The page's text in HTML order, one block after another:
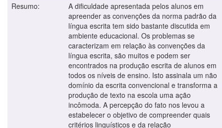
Resumo:
A dificuldade apresentada pelos alunos em
apreender as convenções da norma padrão da
língua escrita tem sido bastante discutida em
ambiente educacional. Os problemas se
caracterizam em relação às convenções da
língua escrita, são muitos e podem ser
encontrados na produção escrita de alunos em
todos os níveis de ensino. Isto assinala um não
domínio da escrita convencional e transforma a
produção de texto na escola uma ação
incômoda. A percepção do fato nos levou a
estabelecer o objetivo de compreender quais
critérios linguísticos e da relação